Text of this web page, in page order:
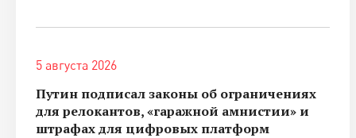
5 августа 2026
Путин подписал законы об ограничениях
для релокантов, «гаражной амнистии» и
штрафах для цифровых платформ